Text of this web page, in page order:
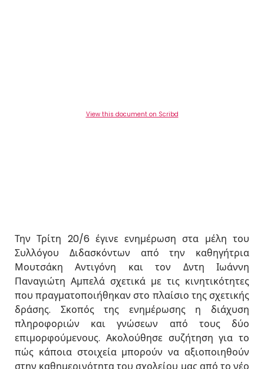
View this document on Scribd
Την Τρίτη 20/6 έγινε ενημέρωση στα μέλη του
Συλλόγου Διδασκόντων από την καθηγήτρια
Μουτσάκη Αντιγόνη και τον Δντη Ιωάννη
Παναγιώτη Αμπελά σχετικά με τις κινητικότητες
που πραγματοποιήθηκαν στο πλαίσιο της σχετικής
δράσης. Σκοπός της ενημέρωσης η διάχυση
πληροφοριών και γνώσεων από τους δύο
επιμορφούμενους. Ακολούθησε συζήτηση για το
πώς κάποια στοιχεία μπορούν να αξιοποιηθούν